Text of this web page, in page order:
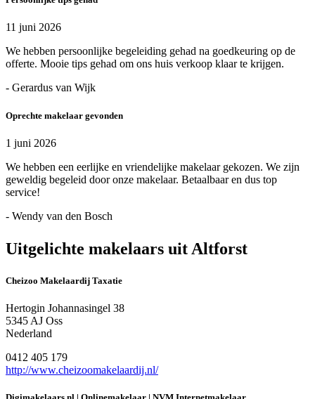
11 juni 2026
We hebben persoonlijke begeleiding gehad na goedkeuring op de
offerte. Mooie tips gehad om ons huis verkoop klaar te krijgen.
- Gerardus van Wijk
Oprechte makelaar gevonden
1 juni 2026
We hebben een eerlijke en vriendelijke makelaar gekozen. We zijn
geweldig begeleid door onze makelaar. Betaalbaar en dus top
service!
- Wendy van den Bosch
Uitgelichte makelaars uit Altforst
Cheizoo Makelaardij Taxatie
Hertogin Johannasingel 38
5345 AJ Oss
Nederland
0412 405 179
http://www.cheizoomakelaardij.nl/